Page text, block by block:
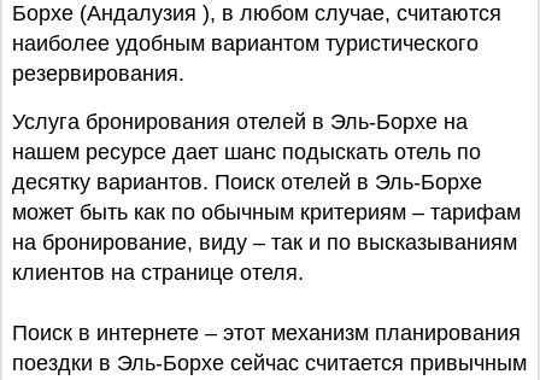
Борхе (Андалузия ), в любом случае, считаются
наиболее удобным вариантом туристического
резервирования.
Услуга бронирования отелей в Эль-Борхе на
нашем ресурсе дает шанс подыскать отель по
десятку вариантов. Поиск отелей в Эль-Борхе
может быть как по обычным критериям – тарифам
на бронирование, виду – так и по высказываниям
клиентов на странице отеля.
Поиск в интернете – этот механизм планирования
поездки в Эль-Борхе сейчас считается привычным